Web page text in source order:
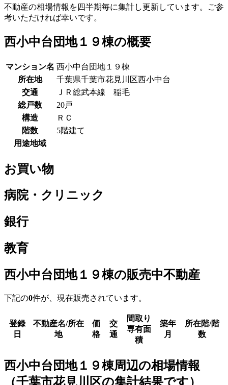
不動産の相場情報を四半期毎に集計し更新しています。ご参
考いただければ幸いです。
西小中台団地１９棟の概要
マンション名 西小中台団地１９棟
所在地
千葉県千葉市花見川区西小中台
交通
ＪＲ総武本線 稲毛
総戸数
20戸
構造
ＲＣ
階数
5階建て
用途地域
お買い物
病院・クリニック
銀行
教育
西小中台団地１９棟の販売中不動産
下記の0件が、現在販売されています。
登録
日
不動産名/所在
地
価
格
交
通
間取り
専有面
積
築年
月
所在階/階
数
西小中台団地１９棟周辺の相場情報
（千葉市花見川区の集計結果です）